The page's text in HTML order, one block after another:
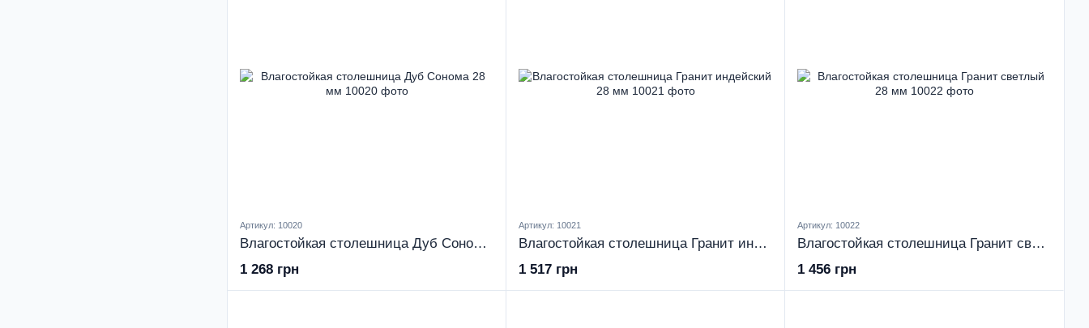
Артикул: 10020
Влагостойкая столешница Дуб Сонома 28 мм
1 268 грн
Артикул: 10021
Влагостойкая столешница Гранит индейский 28 мм
1 517 грн
Артикул: 10022
Влагостойкая столешница Гранит светлый 28 мм
1 456 грн